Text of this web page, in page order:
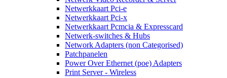
Netwerkkaart Pci-e
Netwerkkaart Pci-x
Netwerkkaart Pcmcia & Expresscard
Netwerk-switches & Hubs
Network Adapters (non Categorised)
Patchpanelen
Power Over Ethernet (poe) Adapters
Print Server - Wireless